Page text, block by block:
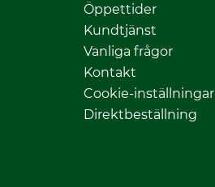
Öppettider
Kundtjänst
Vanliga frågor
Kontakt
Cookie-inställningar
Direktbeställning